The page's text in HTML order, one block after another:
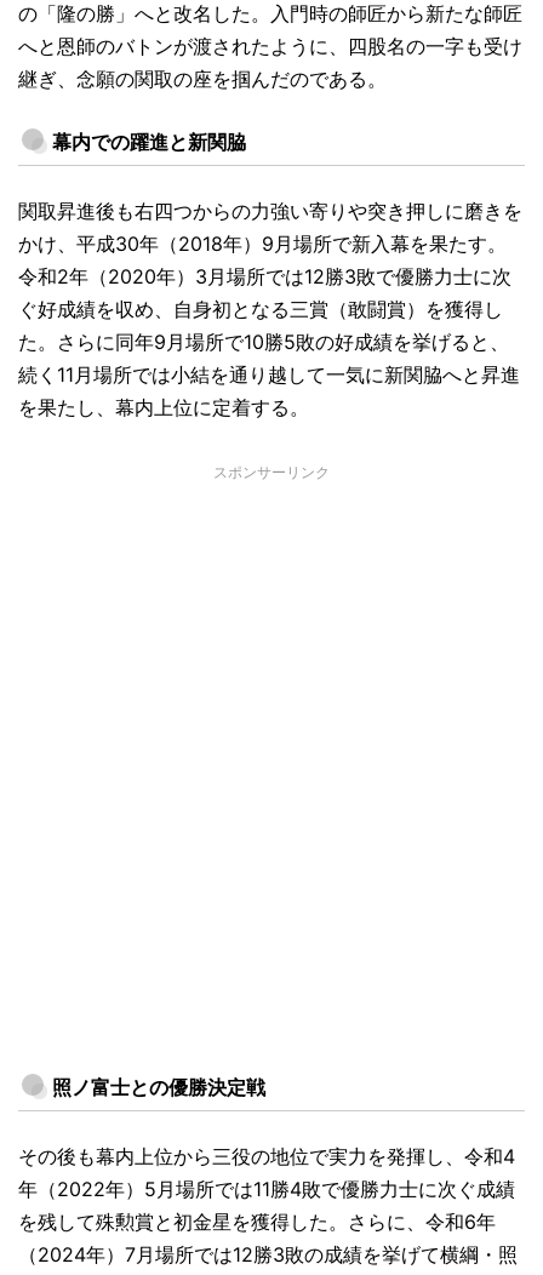
の「隆の勝」へと改名した。入門時の師匠から新たな師匠
へと恩師のバトンが渡されたように、四股名の一字も受け
継ぎ、念願の関取の座を掴んだのである。
幕内での躍進と新関脇
関取昇進後も右四つからの力強い寄りや突き押しに磨きを
かけ、平成30年（2018年）9月場所で新入幕を果たす。
令和2年（2020年）3月場所では12勝3敗で優勝力士に次
ぐ好成績を収め、自身初となる三賞（敢闘賞）を獲得し
た。さらに同年9月場所で10勝5敗の好成績を挙げると、
続く11月場所では小結を通り越して一気に新関脇へと昇進
を果たし、幕内上位に定着する。
スポンサーリンク
照ノ富士との優勝決定戦
その後も幕内上位から三役の地位で実力を発揮し、令和4
年（2022年）5月場所では11勝4敗で優勝力士に次ぐ成績
を残して殊勲賞と初金星を獲得した。さらに、令和6年
（2024年）7月場所では12勝3敗の成績を挙げて横綱・照